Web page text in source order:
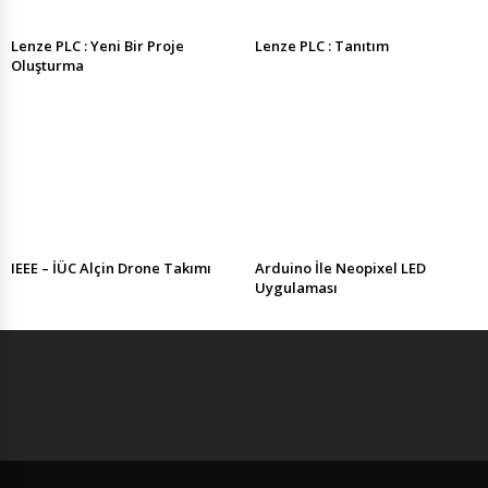
Lenze PLC : Yeni Bir Proje
Oluşturma
Lenze PLC : Tanıtım
IEEE – İÜC Alçin Drone Takımı
Arduino İle Neopixel LED
Uygulaması